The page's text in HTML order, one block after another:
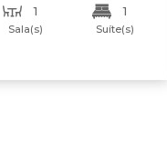
1
Sala(s)
1
Suíte(s)